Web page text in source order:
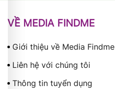
VỀ MEDIA FINDME
Giới thiệu về Media Findme
Liên hệ với chúng tôi
Thông tin tuyển dụng